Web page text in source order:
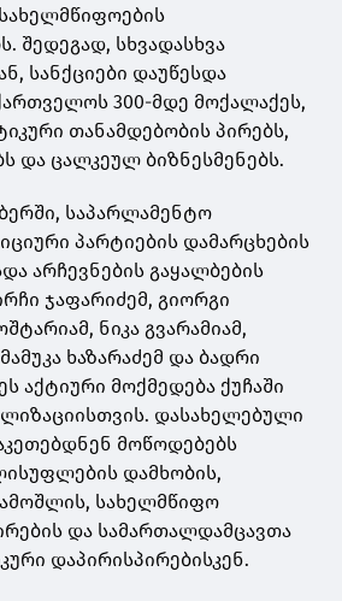
შედეგად, სხვადასხვა
სანქციები დაუწესდა
300-მდე მოქალაქეს,
თანამდებობის პირებს,
და ცალკეულ ბიზნესმენებს.
საპარლამენტო
პარტიების დამარცხების
არჩევნების გაყალბების
ჯაფარიძემ, გიორგი
ნიკა გვარამიამ,
ხაზარაძემ და ბადრი
აქტიური მოქმედება ქუჩაში
დასახელებული
მოწოდებებს
დამხობის,
სახელმწიფო
და სამართალდამცავთა
დაპირისპირებისკენ.